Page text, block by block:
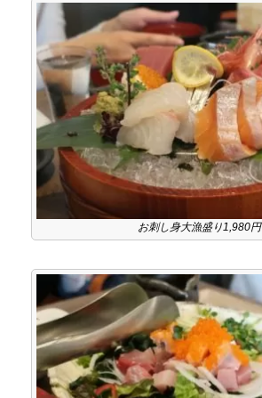
お刺し身大漁盛り1,980円